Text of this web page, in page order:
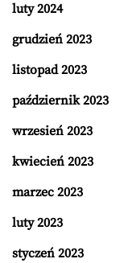
luty 2024
grudzień 2023
listopad 2023
październik 2023
wrzesień 2023
kwiecień 2023
marzec 2023
luty 2023
styczeń 2023